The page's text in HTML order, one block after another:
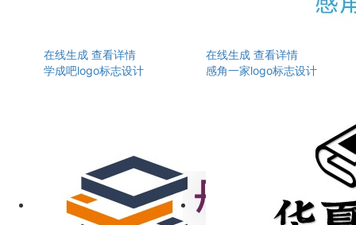
在线生成 查看详情
学成吧logo标志设计
在线生成 查看详情
感角一家logo标志设计